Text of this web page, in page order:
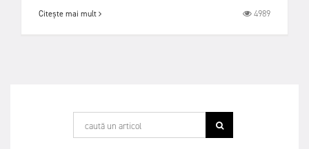
Citește mai mult 4989